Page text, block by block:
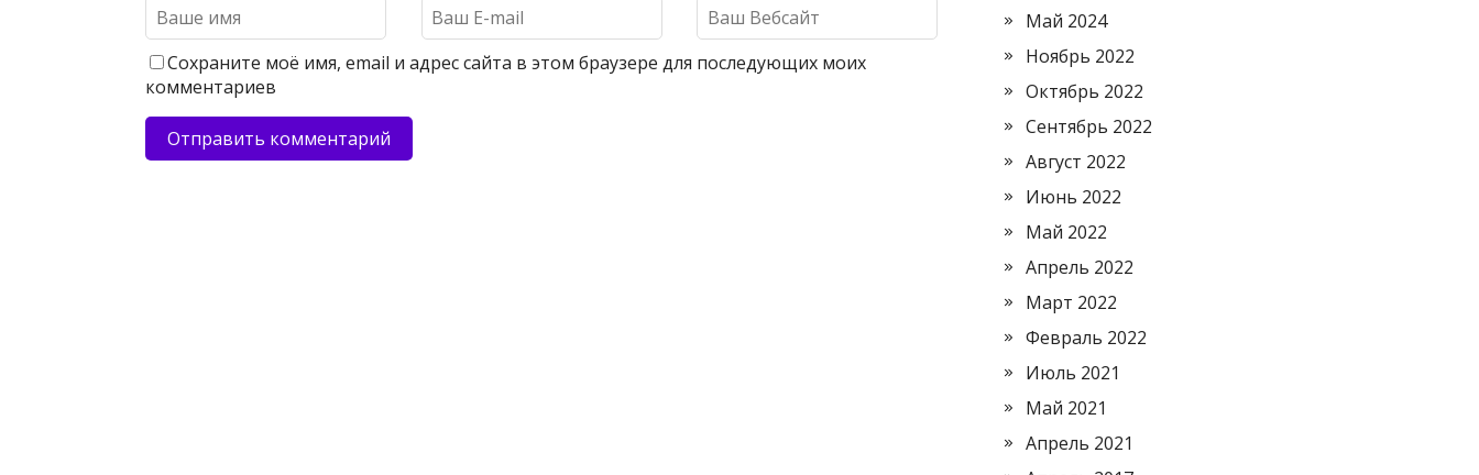
Сохраните моё имя, email и адрес сайта в этом браузере для последующих моих
комментариев
Май 2024
Ноябрь 2022
Октябрь 2022
Сентябрь 2022
Август 2022
Июнь 2022
Май 2022
Апрель 2022
Март 2022
Февраль 2022
Июль 2021
Май 2021
Апрель 2021